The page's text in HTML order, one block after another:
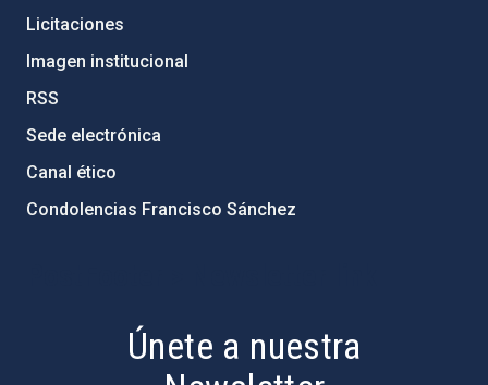
Licitaciones
Imagen institucional
RSS
Sede electrónica
Canal ético
Condolencias Francisco Sánchez
Únete a nuestra